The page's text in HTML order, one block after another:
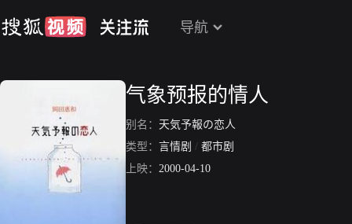
导航
气象预报的情人
别名： 天気予報の恋人
类型： 言情剧 / 都市剧
上映： 2000-04-10